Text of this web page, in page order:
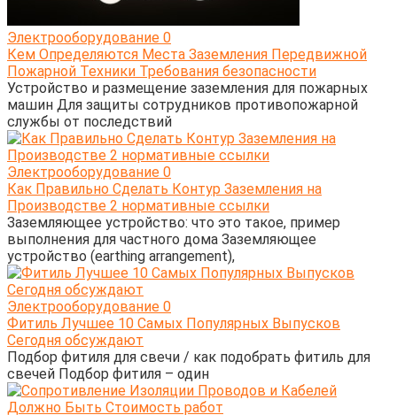
Электрооборудование 0
Кем Определяются Места Заземления Передвижной
Пожарной Техники Требования безопасности
Устройство и размещение заземления для пожарных
машин Для защиты сотрудников противопожарной
службы от последствий
Электрооборудование 0
Как Правильно Сделать Контур Заземления на
Производстве 2 нормативные ссылки
Заземляющее устройство: что это такое, пример
выполнения для частного дома Заземляющее
устройство (earthing arrangement),
Электрооборудование 0
Фитиль Лучшее 10 Самых Популярных Выпусков
Сегодня обсуждают
Подбор фитиля для свечи / как подобрать фитиль для
свечей Подбор фитиля – один